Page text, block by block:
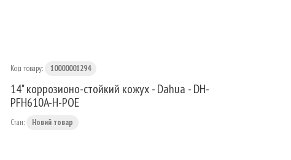
Код товару: 10000001294
14" коррозионо-стойкий кожух - Dahua - DH-
PFH610A-H-POE
Стан: Новий товар